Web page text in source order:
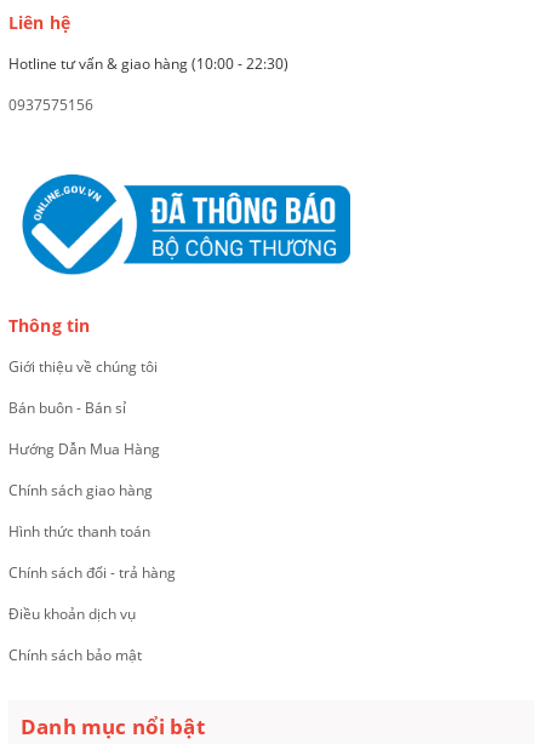
Liên hệ
Hotline tư vấn & giao hàng (10:00 - 22:30)
0937575156
Thông tin
Giới thiệu về chúng tôi
Bán buôn - Bán sỉ
Hướng Dẫn Mua Hàng
Chính sách giao hàng
Hình thức thanh toán
Chính sách đổi - trả hàng
Điều khoản dịch vụ
Chính sách bảo mật
Danh mục nổi bật